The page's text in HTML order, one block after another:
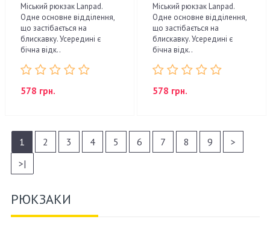
Міський рюкзак Lanpad.
Одне основне відділення,
що застібається на
блискавку. Усередині є
бічна відк..
578 грн.
Міський рюкзак Lanpad.
Одне основне відділення,
що застібається на
блискавку. Усередині є
бічна відк..
578 грн.
1 2 3 4 5 6 7 8 9
>
>|
РЮКЗАКИ